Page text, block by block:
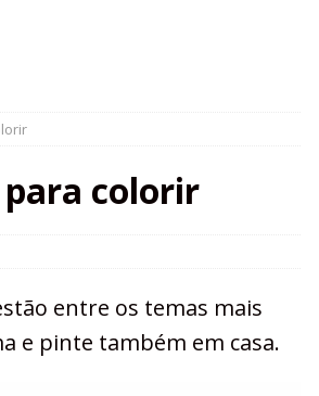
para colorir
entre os temas mais
e pinte também em casa.